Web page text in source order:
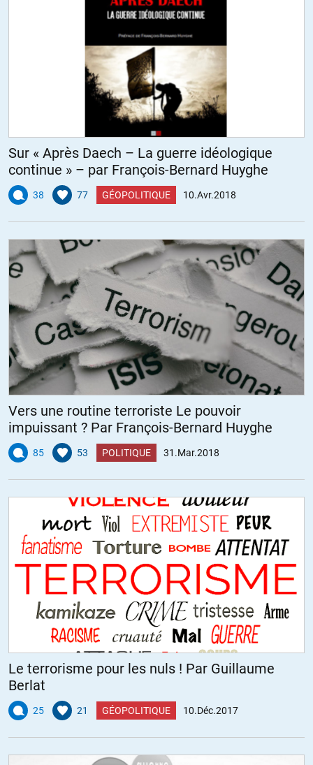
Sur « Après Daech – La guerre idéologique
continue » – par François-Bernard Huyghe
38 77 GÉOPOLITIQUE 10.Avr.2018
Vers une routine terroriste Le pouvoir
impuissant ? Par François-Bernard Huyghe
85 53 POLITIQUE 31.Mar.2018
Le terrorisme pour les nuls ! Par Guillaume
Berlat
25 21 GÉOPOLITIQUE 10.Déc.2017